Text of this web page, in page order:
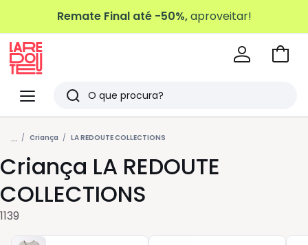
Remate Final até -50%,aproveitar!
Menu
Redoute
Pesquisar
Últimos
artigos
vistos
Ir
... Criança LA REDOUTE COLLECTIONS
Criança LA REDOUTE
COLLECTIONS
1139